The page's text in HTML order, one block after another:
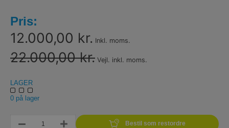
Pris:
12.000,00 kr. Inkl. moms.
22.000,00 kr. Vejl. inkl. moms.
LAGER
0 på lager
Bestil som restordre